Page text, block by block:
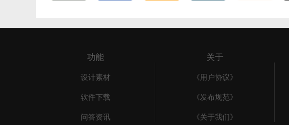
功能
设计素材
软件下载
问答资讯
关于
《用户协议》
《发布规范》
《关于我们》